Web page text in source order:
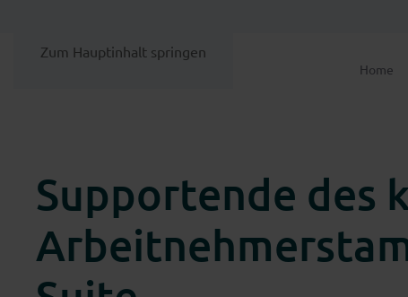
Zum Hauptinhalt springen
Home
Supportende des